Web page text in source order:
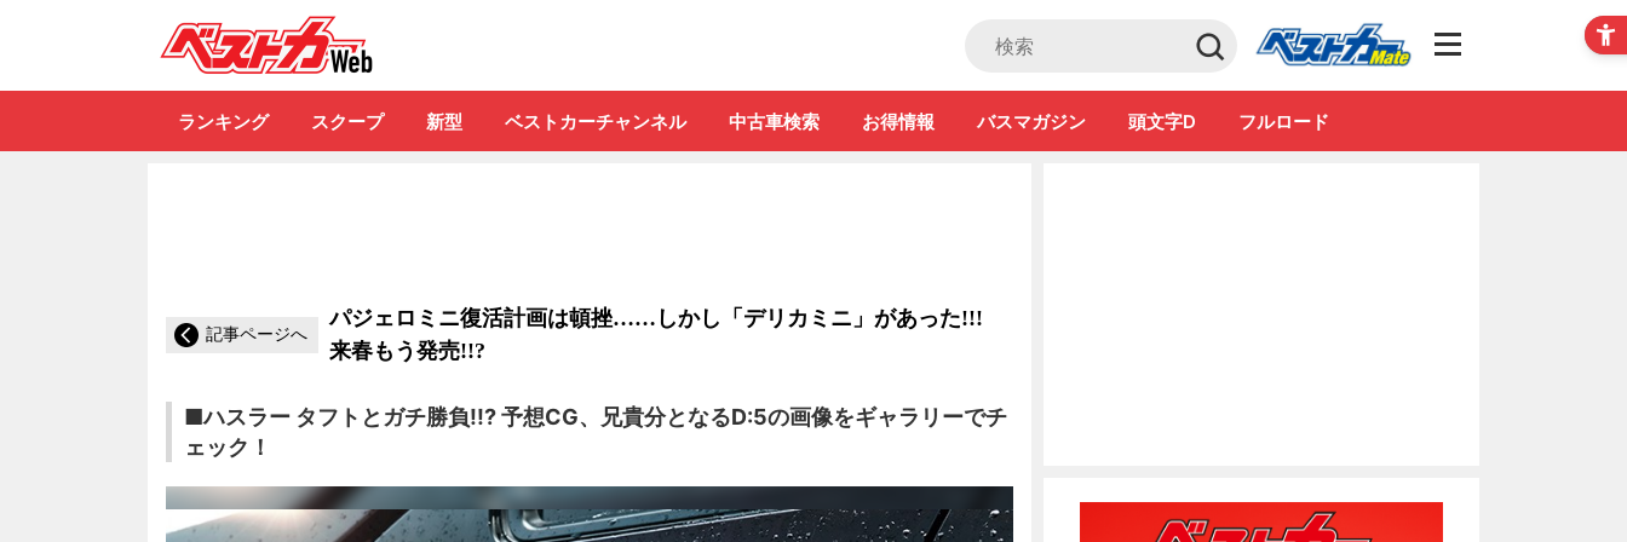
Club
ランキング スクープ 新型 ベストカーチャンネル 中古車検索 お得情報 バスマガジン 頭文字D フルロード
記事ページへ
パジェロミニ復活計画は頓挫……しかし「デリカミニ」があった!!!
来春もう発売!!?
■ハスラー タフトとガチ勝負!!? 予想CG、兄貴分となるD:5の画像をギャラリーでチ
ェック！